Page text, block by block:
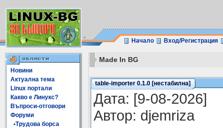
Начало Вход/Регистрация
Новини
Актуална тема
Linux портали
Какво е Линукс?
Въпроси-отговори
Форуми
•Трудова борса
Made In BG
table-importer 0.1.0 [нестабилна]
Датa: [9-08-2026]
Автор: djemriza